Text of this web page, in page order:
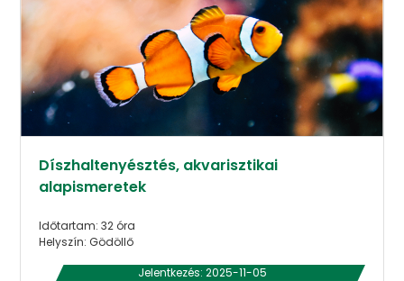
Díszhaltenyésztés, akvarisztikai
alapismeretek
Időtartam: 32 óra
Helyszín: Gödöllő
Jelentkezés: 2025-11-05